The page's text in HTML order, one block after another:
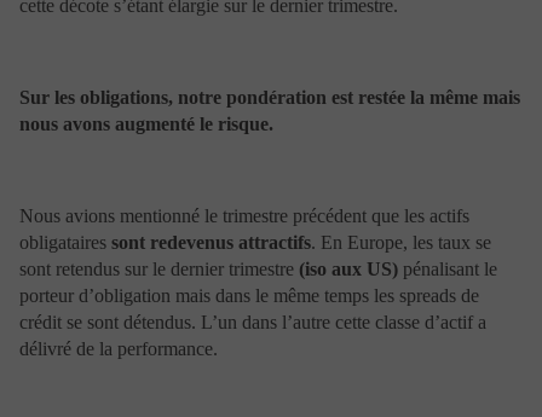
obtenir les informations souhaitées ou procéder à
d’appartenance n’assument aucune obligation et par
voie de conséquence aucune responsabilité quant à la
disponibilité permanente du site Web et de ses services.
Cookies
En navigant sur le site www.portzamparcgestion.fr , un
ou plusieurs « Cookies » peuvent être déposés sur votre
ordinateur, votre mobile ou votre tablette. Ce
paragraphe vous permet de mieux comprendre comment
fonctionnent les « Cookies » et comment paramétrer
vos navigateurs internet afin de bien les gérer.
cette décote s’étant élargie sur le dernier trimestre.
Sur les obligations, notre pondération est restée la même mais
nous avons augmenté le risque.
Nous avions mentionné le trimestre précédent que les actifs
obligataires sont redevenus attractifs. En Europe, les taux se
sont retendus sur le dernier trimestre (iso aux US) pénalisant le
porteur d’obligation mais dans le même temps les spreads de
crédit se sont détendus. L’un dans l’autre cette classe d’actif a
délivré de la performance.